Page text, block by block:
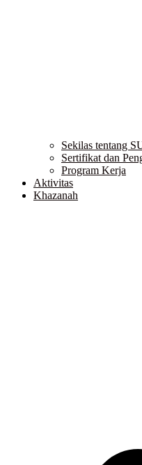
Sekilas tentang
Sertifikat dan
Program Kerja
Aktivitas
Khazanah